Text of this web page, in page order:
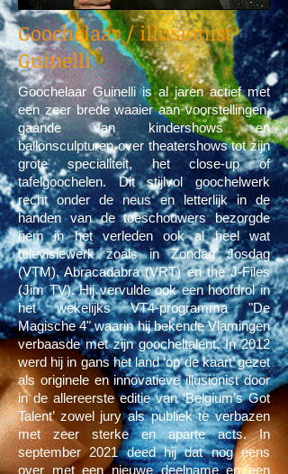
Goochelaar / illusionist
Guinelli
Goochelaar Guinelli is al jaren actief met
een zeer brede waaier aan voorstellingen,
gaande van kindershows en
ballonsculpturen over theatershows tot zijn
grote specialiteit, het close-up of
tafelgoochelen. Dit stijlvol goochelwerk
recht onder de neus en letterlijk in de
handen van de toeschouwers bezorgde
hem in het verleden ook al heel wat
televisiewerk zoals in Zondag Josdag
(VTM), Abracadabra (VRT) en the J-Files
(Jim TV). Hij vervulde ook een hoofdrol in
het wekelijks VT4-programma "De
Magische 4" waarin hij bekende Vlamingen
verbaasde met zijn goocheltalent. In 2012
werd hij in gans het land ‘op de kaart’ gezet
als originele en innovatieve illusionist door
in de allereerste editie van ‘Belgium’s Got
Talent’ zowel jury als publiek te verbazen
met zeer sterke en aparte acts. In
september 2021 deed hij dat nog eens
over met een nieuwe deelname en een